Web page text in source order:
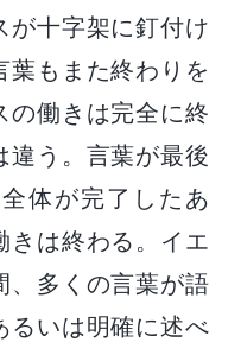
が十字架に釘付け
葉もまた終わりを
の働きは完全に終
違う。言葉が最後
体が完了したあ
きは終わる。イエ
、多くの言葉が語
るいは明確に述べ